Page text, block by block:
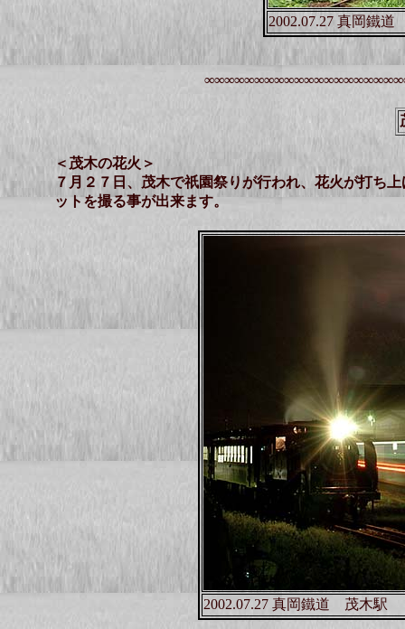
2002.07.27 真岡鐵
＜茂木の花火＞
７月２７日、茂木で祇園祭りが行われ、花火が打ち
ットを撮る事が出来ます。
2002.07.27 真岡鐵道 茂木駅